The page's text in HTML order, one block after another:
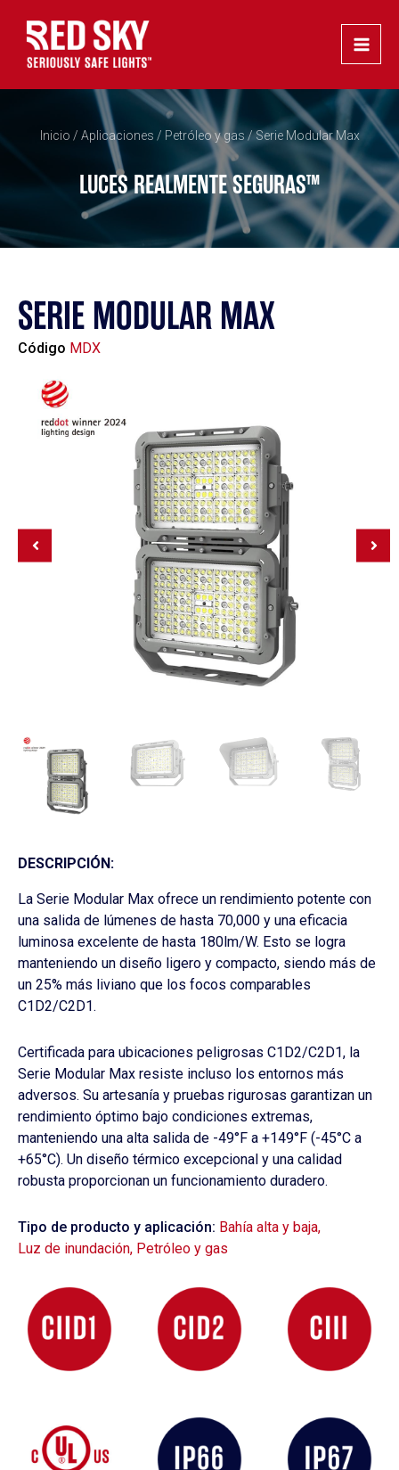
contenido
Inicio / Aplicaciones / Petróleo y gas / Serie Modular Max
LUCES REALMENTE SEGURAS™
SERIE MODULAR MAX
Código MDX
DESCRIPCIÓN:
La Serie Modular Max ofrece un rendimiento potente con
una salida de lúmenes de hasta 70,000 y una eficacia
luminosa excelente de hasta 180lm/W. Esto se logra
manteniendo un diseño ligero y compacto, siendo más de
un 25% más liviano que los focos comparables
C1D2/C2D1.
Certificada para ubicaciones peligrosas C1D2/C2D1, la
Serie Modular Max resiste incluso los entornos más
adversos. Su artesanía y pruebas rigurosas garantizan un
rendimiento óptimo bajo condiciones extremas,
manteniendo una alta salida de -49°F a +149°F (-45°C a
+65°C). Un diseño térmico excepcional y una calidad
robusta proporcionan un funcionamiento duradero.
Tipo de producto y aplicación: Bahía alta y baja,
Luz de inundación, Petróleo y gas